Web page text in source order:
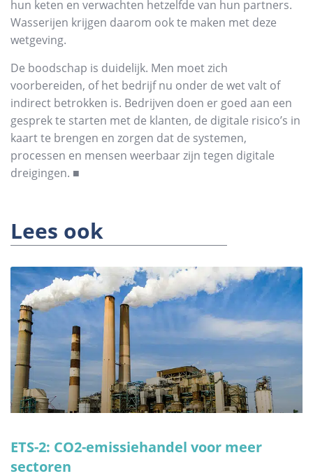
hun keten en verwachten hetzelfde van hun partners.
Wasserijen krijgen daarom ook te maken met deze
wetgeving.
De boodschap is duidelijk. Men moet zich
voorbereiden, of het bedrijf nu onder de wet valt of
indirect betrokken is. Bedrijven doen er goed aan een
gesprek te starten met de klanten, de digitale risico’s in
kaart te brengen en zorgen dat de systemen,
processen en mensen weerbaar zijn tegen digitale
dreigingen. ■
Lees ook
ETS-2: CO2-emissiehandel voor meer
sectoren